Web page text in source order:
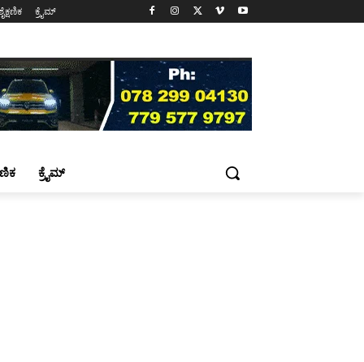
ಕ್ರೈಮ್
ಕ್ರೈಮ್